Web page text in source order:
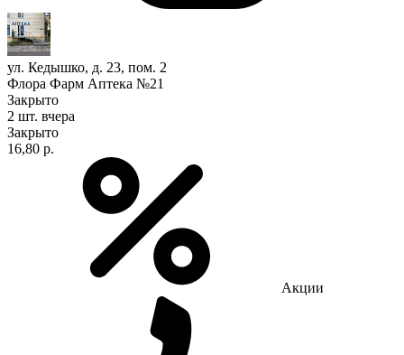
ул. Кедышко, д. 23, пом. 2
Флора Фарм Аптека №21
Закрыто
2 шт. вчера
Закрыто
16,80 р.
Акции